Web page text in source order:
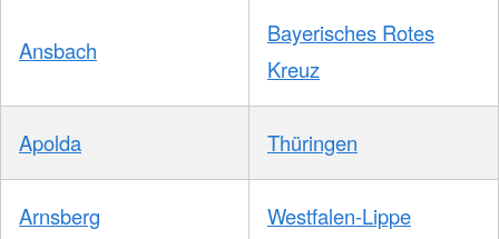
Ansbach
Bayerisches Rotes
Kreuz
Apolda Thüringen
Arnsberg Westfalen-Lippe